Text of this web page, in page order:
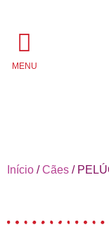
MENU
Início /Cães /